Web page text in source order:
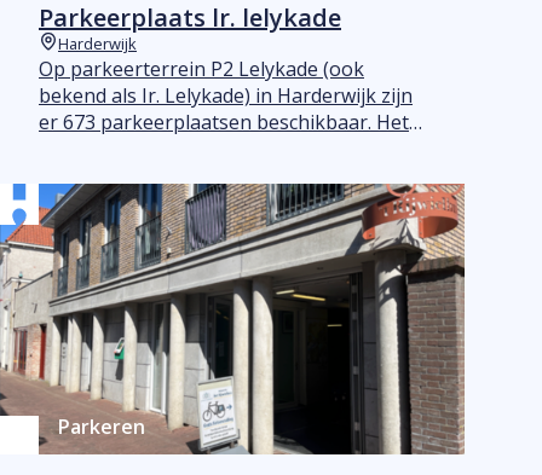
Parkeerplaats lr. lelykade
Plaats
Harderwijk
Op parkeerterrein P2 Lelykade (ook
bekend als Ir. Lelykade) in Harderwijk zijn
er 673 parkeerplaatsen beschikbaar. Het
Parkeren